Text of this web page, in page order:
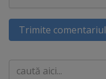
Trimite comentariul
Caută